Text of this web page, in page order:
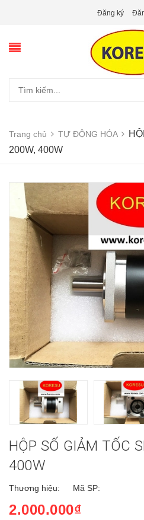
Đăng ký
Trang chủ TỰ ĐỘNG HÓA
200W, 400W
HỘP SỐ GIẢM TỐC
400W
Thương hiệu: Mã SP:
2.000.000₫